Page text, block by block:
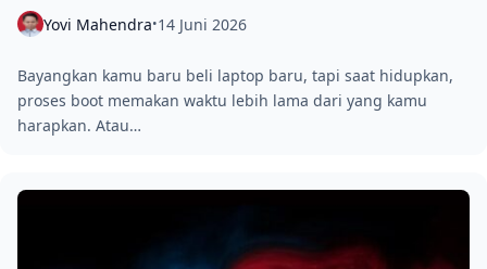
Yovi Mahendra•14 Juni 2026
Bayangkan kamu baru beli laptop baru, tapi saat hidupkan,
proses boot memakan waktu lebih lama dari yang kamu
harapkan. Atau…